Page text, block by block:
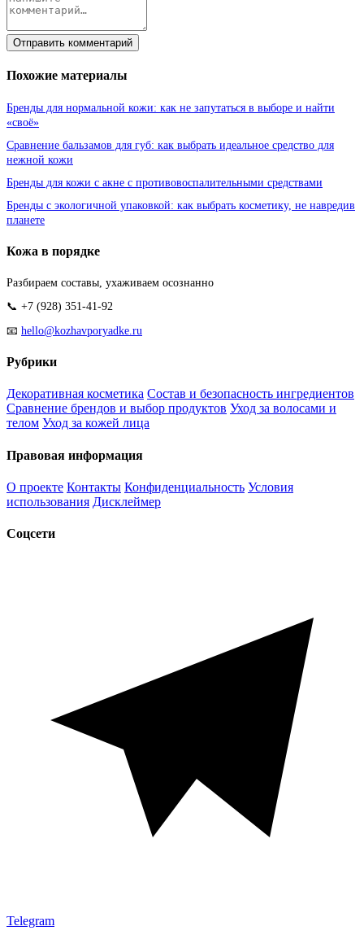
Отправить комментарий
Похожие материалы
Бренды для нормальной кожи: как не запутаться в выборе и найти
«своё»
Сравнение бальзамов для губ: как выбрать идеальное средство для
нежной кожи
Бренды для кожи с акне с противовоспалительными средствами
Бренды с экологичной упаковкой: как выбрать косметику, не навредив
планете
Кожа в порядке
Разбираем составы, ухаживаем осознанно
📞 +7 (928) 351-41-92
📧 hello@kozhavporyadke.ru
Рубрики
Декоративная косметика Состав и безопасность ингредиентов
Сравнение брендов и выбор продуктов Уход за волосами и
телом Уход за кожей лица
Правовая информация
О проекте Контакты Конфиденциальность Условия
использования Дисклеймер
Соцсети
Telegram